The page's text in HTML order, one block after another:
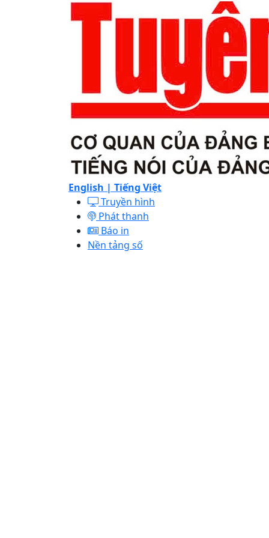
English | Tiếng Việt
Truyền hình
Phát thanh
Báo in
Nền tảng số